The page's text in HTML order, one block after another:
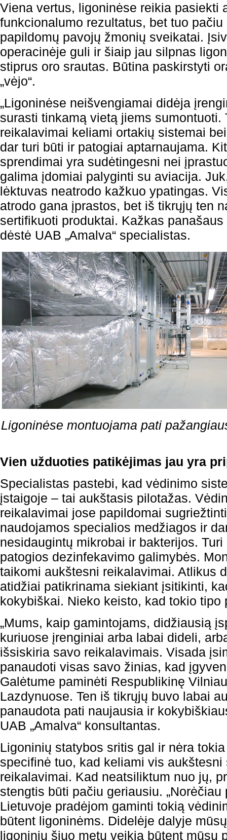
Viena vertus, ligoninėse reikia pasiekti
funkcionalumo rezultatus, bet tuo
papildomų pavojų žmonių sveikatai.
operacinėje guli ir šiaip jau silpnas
stiprus oro srautas. Būtina paskirstyti
„vėjo“.
„Ligoninėse neišvengiamai didėja
surasti tinkamą vietą jiems sumontuoti.
reikalavimai keliami ortakių sistemai
dar turi būti ir patogiai aptarnaujama.
sprendimai yra sudėtingesni nei
galima įdomiai palyginti su aviacija.
lėktuvas neatrodo kažkuo ypatingas.
atrodo gana įprastos, bet iš tikrųjų ten
sertifikuoti produktai. Kažkas panašaus
dėstė UAB „Amalva“ specialistas.
Ligoninėse montuojama pati
Vien užduoties patikėjimas jau yra
Specialistas pastebi, kad vėdinimo
įstaigoje – tai aukštasis pilotažas.
reikalavimai jose papildomai
naudojamos specialios medžiagos ir
nesidaugintų mikrobai ir bakterijos.
patogios dezinfekavimo galimybės.
taikomi aukštesni reikalavimai. Atlikus
atidžiai patikrinama siekiant įsitikinti,
kokybiškai. Nieko keisto, kad tokio tipo
„Mums, kaip gamintojams, didžiausią
kuriuose įrenginiai arba labai dideli,
išsiskiria savo reikalavimais. Visada
panaudoti visas savo žinias, kad
Galėtume paminėti Respublikinę
Lazdynuose. Ten iš tikrųjų buvo labai
panaudota pati naujausia ir
UAB „Amalva“ konsultantas.
Ligoninių statybos sritis gal ir nėra
specifinė tuo, kad keliami vis
reikalavimai. Kad neatsiliktum nuo jų,
stengtis būti pačiu geriausiu.
Lietuvoje pradėjom gaminti tokią
būtent ligoninėms. Didelėje dalyje
ligoninių šiuo metu veikia būtent mūsų